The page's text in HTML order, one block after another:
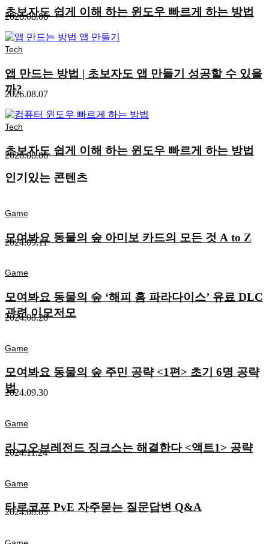
초보자도 쉽게 이해 하는 윈도우 빠르게 하는 방법
2026.08.06
Tech
앱 만드는 방법 | 초보자도 앱 만들기 성공할 수 있을
까?
2026.08.07
Tech
초보자도 쉽게 이해 하는 윈도우 빠르게 하는 방법
2026.08.06
인기있는 콘텐츠
Game
모여봐요 동물의 숲 아미보 카드의 모든 것 A to Z
2024.09.11
Game
모여봐요 동물의 숲 ‘해피 홈 파라다이스’ 유료 DLC
관련 이모저모
2024.08.28
Game
모여봐요 동물의 숲 주민 공략 <1편> 초기 6명 공략
법
2024.09.30
Game
리그오브레전드 징크스는 해결한다 <액트1> 공략
2024.11.24
Game
타르코프 PvE 자주묻는 질문답변 Q&A
2024.08.05